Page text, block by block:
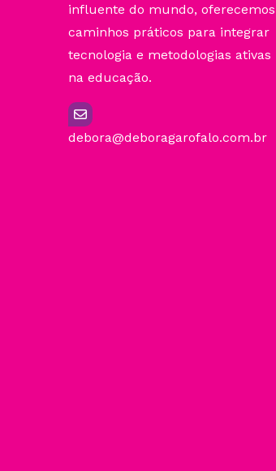
influente do mundo, oferecemos
caminhos práticos para integrar
tecnologia e metodologias ativas
na educação.
debora@deboragarofalo.com.br